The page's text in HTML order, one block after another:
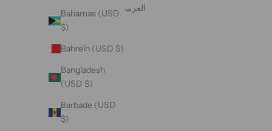
Bahamas (USD
$)
Bahreïn (USD $)
Bangladesh
(USD $)
Barbade (USD
$)
(USD $)
(USD $)
Allemagne
(USD $)
العربية